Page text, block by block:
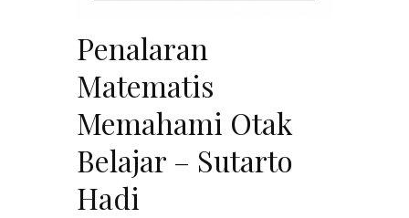
Penalaran
Matematis
Memahami Otak
Belajar – Sutarto
Hadi